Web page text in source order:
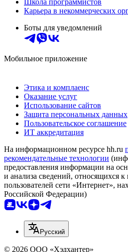
Школа программистов
Карьера в некоммерческих
Боты для уведомлений
Мобильное приложение
Этика и комплаенс
Оказание услуг
Использование сайтов
Защита персональных данных
Пользовательское соглашение
ИТ аккредитация
На информационном ресурсе hh.ru
рекомендательные технологии
предоставления информации на
и анализа сведений, относящихся
пользователей сети «Интернет»,
Российской Федерации)
Русский
© 2026 ООО «Хэдхантер»